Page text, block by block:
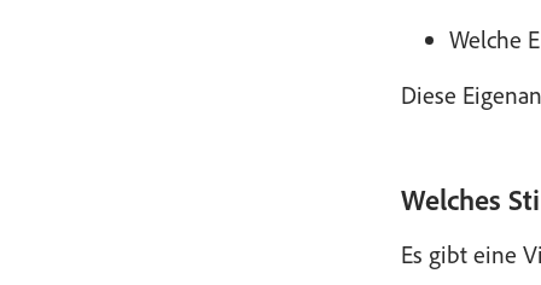
Welche
Diese
Welches
Es gibt eine